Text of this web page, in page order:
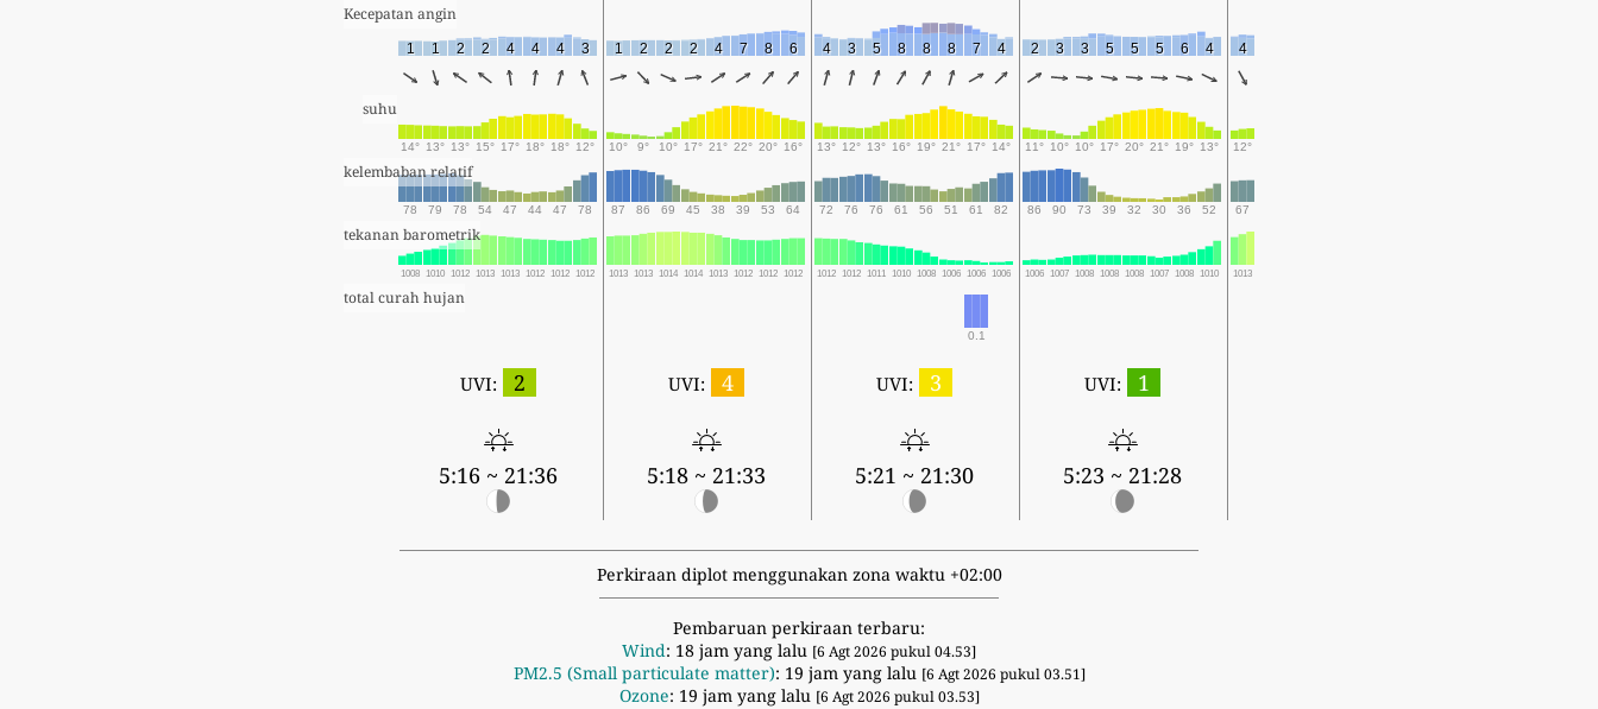
Kecepatan angin
1 1 2 2 4 4 4 3 1 2 2 2 4 7 8 6 4 3 5 8 8 8 7 4 2 3 3 5 5 5 6 4 4
suhu
14° 13° 13° 15° 17° 18° 18° 12° 10° 9° 10° 17° 21° 22° 20° 16° 13° 12° 13° 16° 19° 21° 17° 14° 11° 10° 10° 17° 20° 21° 19° 13° 12°
kelembaban relatif
78 79 78 54 47 44 47 78 87 86 69 45 38 39 53 64 72 76 76 61 56 51 61 82 86 90 73 39 32 30 36 52 67
tekanan barometrik
1008 1010 1012 1013 1013 1012 1012 1012 1013 1013 1014 1014 1013 1012 1012 1012 1012 1012 1011 1010 1008 1006 1006 1006 1006 1007 1008 1008 1008 1007 1008 1010 1013
total curah hujan
0.1
UVI: 2
5:16 ~ 21:36
UVI: 4
5:18 ~ 21:33
UVI: 3
5:21 ~ 21:30
UVI: 1
5:23 ~ 21:28
Perkiraan diplot menggunakan zona waktu +02:00
Pembaruan perkiraan terbaru:
Wind: 18 jam yang lalu [6 Agt 2026 pukul 04.53]
PM2.5 (Small particulate matter): 19 jam yang lalu [6 Agt 2026 pukul 03.51]
Ozone: 19 jam yang lalu [6 Agt 2026 pukul 03.53]